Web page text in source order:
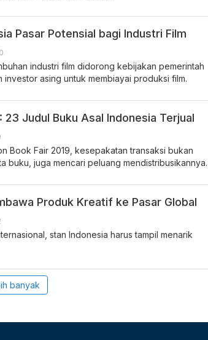
Pasar Potensial bagi Industri Film
industri film didorong kebijakan pemerintah
asing untuk membiayai produksi film.
23 Judul Buku Asal Indonesia Terjual
Book Fair 2019, kesepakatan transaksi bukan
buku, juga mencari peluang mendistribusikannya.
Produk Kreatif ke Pasar Global
stan Indonesia harus tampil menarik
banyak